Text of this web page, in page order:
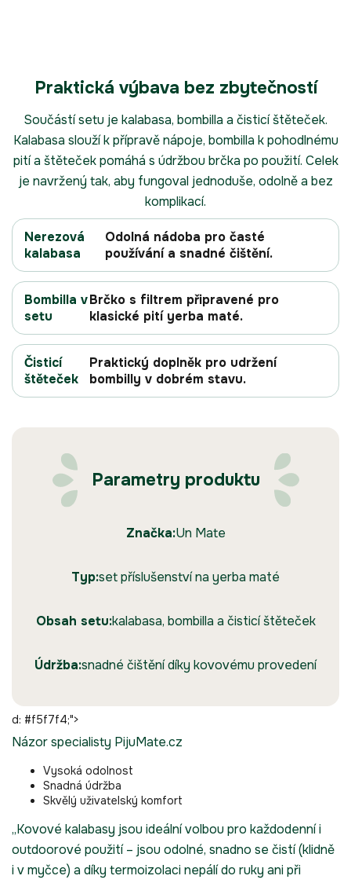
Praktická výbava bez zbytečností
Součástí setu je kalabasa, bombilla a čisticí štěteček.
Kalabasa slouží k přípravě nápoje, bombilla k pohodlnému
pití a štěteček pomáhá s údržbou brčka po použití. Celek
je navržený tak, aby fungoval jednoduše, odolně a bez
komplikací.
Nerezová
kalabasa
Odolná nádoba pro časté
používání a snadné čištění.
Bombilla v
setu
Brčko s filtrem připravené pro
klasické pití yerba maté.
Čisticí
štěteček
Praktický doplněk pro udržení
bombilly v dobrém stavu.
Parametry produktu
Značka:Un Mate
Typ:set příslušenství na yerba maté
Obsah setu:kalabasa, bombilla a čisticí štěteček
Údržba:snadné čištění díky kovovému provedení
d: #f5f7f4;">
Názor specialisty PijuMate.cz
Vysoká odolnost
Snadná údržba
Skvělý uživatelský komfort
„Kovové kalabasy jsou ideální volbou pro každodenní i
outdoorové použití – jsou odolné, snadno se čistí (klidně
i v myčce) a díky termoizolaci nepálí do ruky ani při